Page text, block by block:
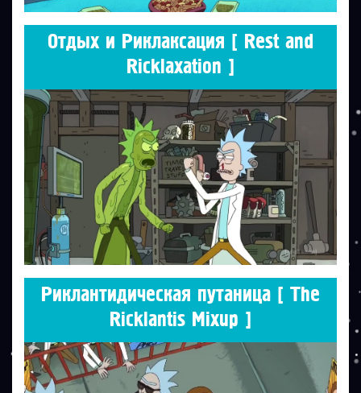
Отдых и Риклаксация [ Rest and
Ricklaxation ]
Риклантидическая путаница [ The
Ricklantis Mixup ]